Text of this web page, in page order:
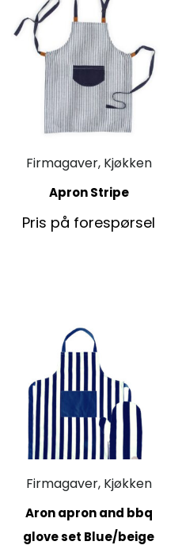
Firmagaver, Kjøkken
Apron Stripe
Pris på forespørsel
Firmagaver, Kjøkken
Aron apron and bbq
glove set Blue/beige